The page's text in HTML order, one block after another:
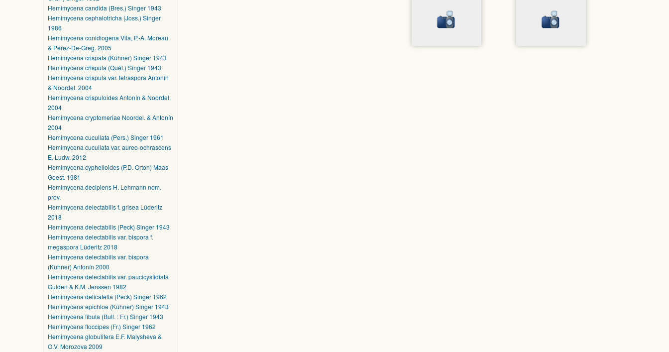
Hemimycena candida (Bres.) Singer 1943
Hemimycena cephalotricha (Joss.) Singer
1986
Hemimycena conidiogena Vila, P.-A. Moreau
& Pérez-De-Greg. 2005
Hemimycena crispata (Kühner) Singer 1943
Hemimycena crispula (Quél.) Singer 1943
Hemimycena crispula var. tetraspora Antonín
& Noordel. 2004
Hemimycena crispuloides Antonín & Noordel.
2004
Hemimycena cryptomeriae Noordel. & Antonín
2004
Hemimycena cucullata (Pers.) Singer 1961
Hemimycena cucullata var. aureo-ochrascens
E. Ludw. 2012
Hemimycena cyphelloides (P.D. Orton) Maas
Geest. 1981
Hemimycena decipiens H. Lehmann nom.
prov.
Hemimycena delectabilis f. grisea Lüderitz
2018
Hemimycena delectabilis (Peck) Singer 1943
Hemimycena delectabilis var. bispora f.
megaspora Lüderitz 2018
Hemimycena delectabilis var. bispora
(Kühner) Antonín 2000
Hemimycena delectabilis var. paucicystidiata
Gulden & K.M. Jenssen 1982
Hemimycena delicatella (Peck) Singer 1962
Hemimycena epichloe (Kühner) Singer 1943
Hemimycena fibula (Bull. : Fr.) Singer 1943
Hemimycena floccipes (Fr.) Singer 1962
Hemimycena globulifera E.F. Malysheva &
O.V. Morozova 2009